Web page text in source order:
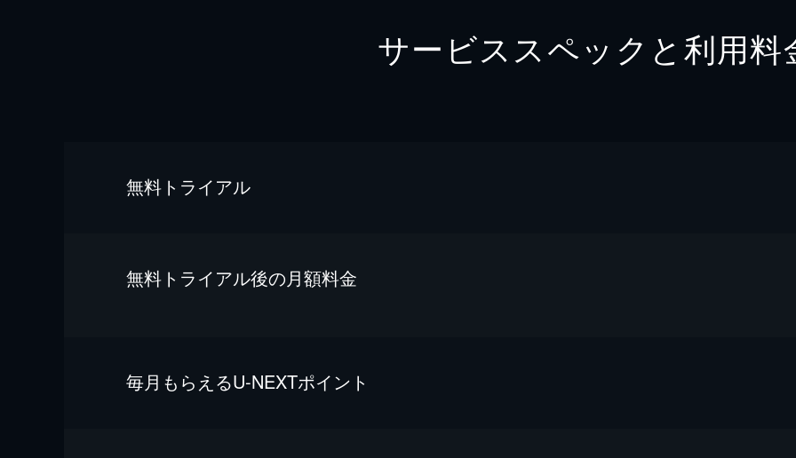
サービススペックと利用料
無料トライアル
無料トライアル後の⽉額料金
毎⽉もらえるU-NEXTポイント